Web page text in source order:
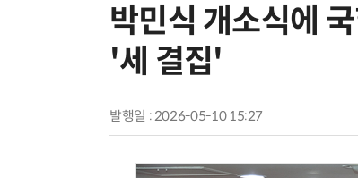
박민식 개소식에
'세 결집'
발행일 : 2026-05-10 15:27